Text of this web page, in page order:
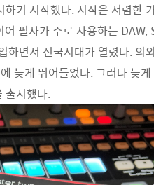
기 시작했다. 시작은 저렴한
필자가 주로 사용하는
면서 전국시대가 열렸다. 의
늦게 뛰어들었다. 그러나 늦게
출시했다.